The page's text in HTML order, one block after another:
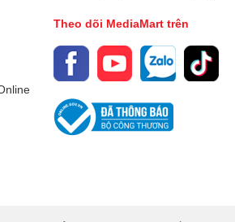
Theo dõi MediaMart trên